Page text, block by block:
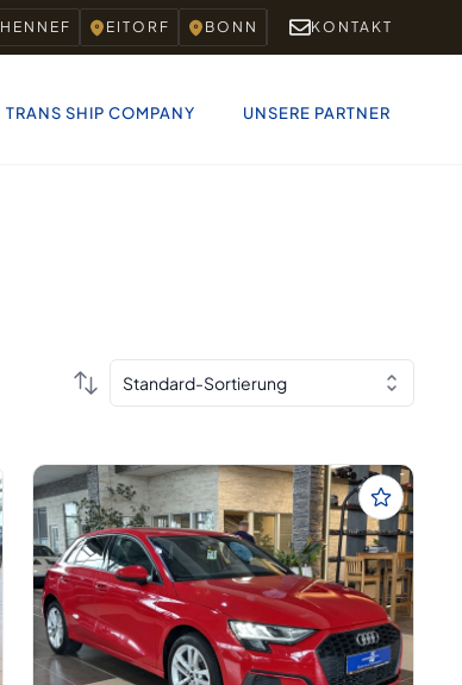
HENNEF EITORF BONN KONTAKT
TRANS SHIP COMPANY UNSERE PARTNER
Standard-Sortierung